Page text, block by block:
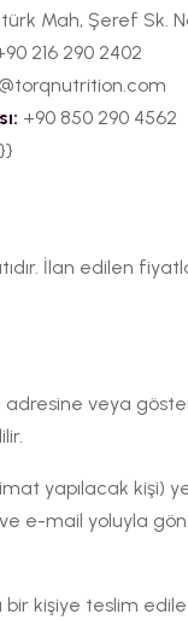
Mah, Şeref Sk.
216 290 2402
+90 850 290 4562
İlan edilen
adresine veya
yapılacak kişi)
e-mail yoluyla
kişiye teslim